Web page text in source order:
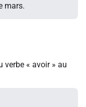
mars.
verbe « avoir » au